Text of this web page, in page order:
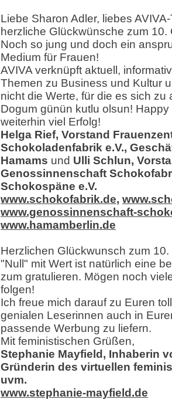
Liebe Sharon Adler, liebes
herzliche Glückwünsche zum 10.
Noch so jung und doch ein
Medium für Frauen!
AVIVA verknüpft aktuell,
Themen zu Business und Kultur
nicht die Werte, für die es sich zu
Dogum günün kutlu olsun!
weiterhin viel Erfolg!
Helga Rief, Vorstand
Schokoladenfabrik e.V.,
Hamams und Ulli Schlun,
Genossinnenschaft
Schokospäne e.V.
www.schokofabrik.de,
www.genossinnenschaft-
www.hamamberlin.de
Herzlichen Glückwunsch zum
"Null" mit Wert ist natürlich eine
zum gratulieren. Mögen noch
folgen!
Ich freue mich darauf zu Euren
genialen Leserinnen auch in
passende Werbung zu liefern.
Mit feministischen Grüßen,
Stephanie Mayfield, Inhaberin
Gründerin des virtuellen
uvm.
www.stephanie-mayfield.de